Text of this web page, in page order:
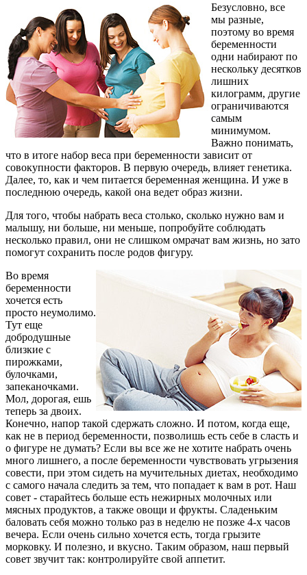
Безусловно, все
мы разные,
поэтому во время
беременности
одни набирают по
нескольку десятков
лишних
килограмм, другие
ограничиваются
самым
минимумом.
Важно понимать,
что в итоге набор веса при беременности зависит от
совокупности факторов. В первую очередь, влияет генетика.
Далее, то, как и чем питается беременная женщина. И уже в
последнюю очередь, какой она ведет образ жизни.
Для того, чтобы набрать веса столько, сколько нужно вам и
малышу, ни больше, ни меньше, попробуйте соблюдать
несколько правил, они не слишком омрачат вам жизнь, но зато
помогут сохранить после родов фигуру.
Во время
беременности
хочется есть
просто неумолимо.
Тут еще
добродушные
близкие с
пирожками,
булочками,
запеканочками.
Мол, дорогая, ешь
теперь за двоих.
Конечно, напор такой сдержать сложно. И потом, когда еще,
как не в период беременности, позволишь есть себе в сласть и
о фигуре не думать? Если вы все же не хотите набрать очень
много лишнего, а после беременности чувствовать угрызения
совести, при этом сидеть на мучительных диетах, необходимо
с самого начала следить за тем, что попадает к вам в рот. Наш
совет - старайтесь больше есть нежирных молочных или
мясных продуктов, а также овощи и фрукты. Сладеньким
баловать себя можно только раз в неделю не позже 4-х часов
вечера. Если очень сильно хочется есть, тогда грызите
морковку. И полезно, и вкусно. Таким образом, наш первый
совет звучит так: контролируйте свой аппетит.